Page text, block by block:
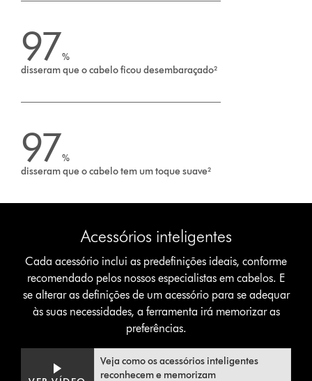
97%
disseram que o cabelo ficou desembaraçado²
97%
disseram que o cabelo tem um toque suave²
Acessórios inteligentes
Cada acessório inclui as predefinições ideais, conforme
recomendado pelos nossos especialistas em cabelos. E
se alterar as definições de um acessório para se adequar
às suas necessidades, a ferramenta irá memorizar as
preferências.
Transcript
Veja como os acessórios inteligentes
reconhecem e memorizam